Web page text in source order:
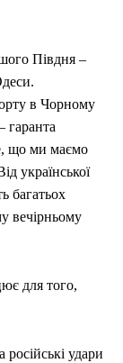
Півдня –
в Чорному
гаранта
що ми маємо
української
багатьох
вечірньому
для того,
удари